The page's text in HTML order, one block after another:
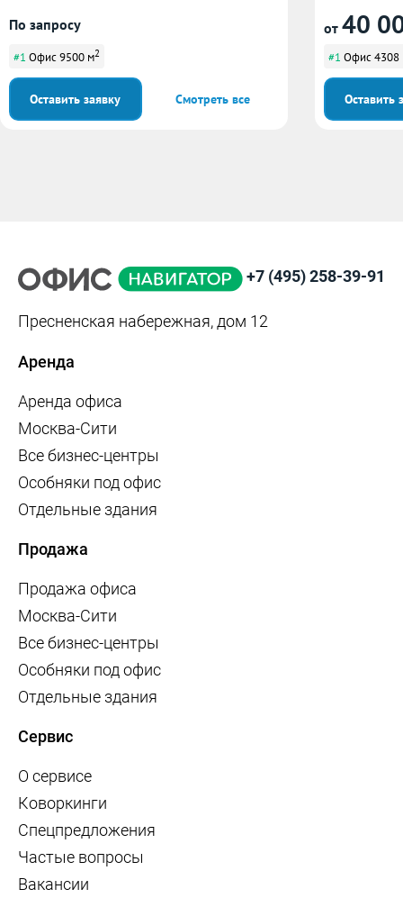
По запросу
#1 Офис 9500 м2
Оставить заявку Смотреть все
от 40
#1 Офис 4308
Оставить
+7 (495) 258-39-91
Пресненская набережная, дом 12
Аренда
Аренда офиса
Москва-Сити
Все бизнес-центры
Особняки под офис
Отдельные здания
Продажа
Продажа офиса
Москва-Сити
Все бизнес-центры
Особняки под офис
Отдельные здания
Сервис
О сервисе
Коворкинги
Спецпредложения
Частые вопросы
Вакансии